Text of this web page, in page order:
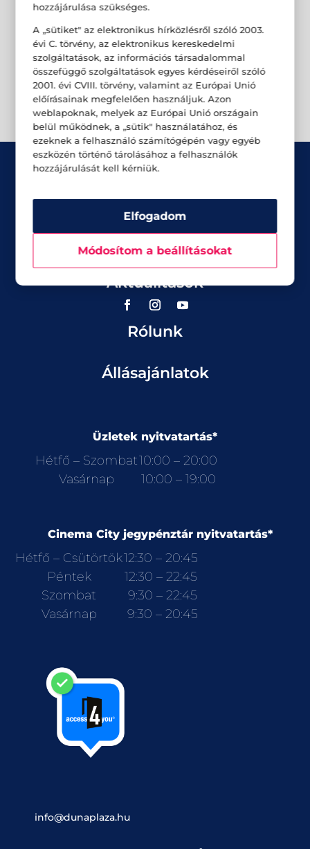
Üzletek
Aktualitások
Rólunk
Állásajánlatok
Üzletek nyitvatartás*
Hétfő – Szombat10:00 – 20:00
Vasárnap
10:00 – 19:00
Cinema City jegypénztár nyitvatartás*
Hétfő – Csütörtök12:30 – 20:45
Péntek
12:30 – 22:45
Szombat
9:30 – 22:45
Vasárnap
9:30 – 20:45
info@dunaplaza.hu
hozzájárulása szükséges.
A „sütiket" az elektronikus hírközlésről szóló 2003.
évi C. törvény, az elektronikus kereskedelmi
szolgáltatások, az információs társadalommal
összefüggő szolgáltatások egyes kérdéseiről szóló
2001. évi CVIII. törvény, valamint az Európai Unió
előírásainak megfelelően használjuk. Azon
weblapoknak, melyek az Európai Unió országain
belül működnek, a „sütik" használatához, és
ezeknek a felhasználó számítógépén vagy egyéb
eszközén történő tárolásához a felhasználók
hozzájárulását kell kérniük.
Elfogadom
Módosítom a beállításokat